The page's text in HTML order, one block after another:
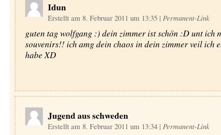
Idun
Erstellt am 8. Februar 2011 um 13:35 | Permanent-Link
guten tag wolfgang :) dein zimmer ist schön :D unt ich
souvenirs!! ich amg dein chaos in dein zimmer veil ich
habe XD
Jugend aus schweden
Erstellt am 8. Februar 2011 um 13:34 | Permanent-Link